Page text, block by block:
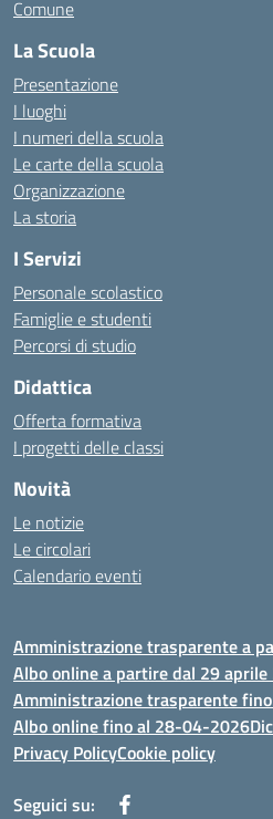
Comune
La Scuola
Presentazione
I luoghi
I numeri della scuola
Le carte della scuola
Organizzazione
La storia
I Servizi
Personale scolastico
Famiglie e studenti
Percorsi di studio
Didattica
Offerta formativa
I progetti delle classi
Novità
Le notizie
Le circolari
Calendario eventi
Amministrazione trasparente a
Albo online a partire dal 29
Amministrazione trasparente
Albo online fino al 28-04-2026
Privacy PolicyCookie policy
Seguici su: